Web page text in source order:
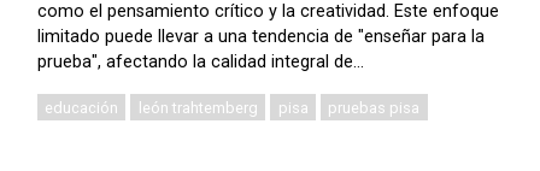
como el pensamiento crítico y la creatividad. Este enfoque
limitado puede llevar a una tendencia de "enseñar para la
prueba", afectando la calidad integral de...
educación león trahtemberg pisa pruebas pisa